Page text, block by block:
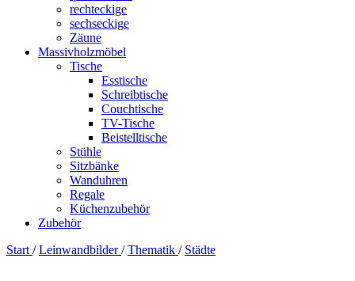
rechteckige
sechseckige
Zäune
Massivholzmöbel
Tische
Esstische
Schreibtische
Couchtische
TV-Tische
Beistelltische
Stühle
Sitzbänke
Wanduhren
Regale
Küchenzubehör
Zubehör
Start / Leinwandbilder/ Thematik / Städte